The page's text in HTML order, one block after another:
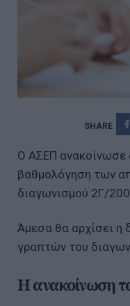
Ο ΑΣΕΠ ανακοίνωσε
βαθμολόγηση των
διαγωνισμού 2Γ/
Άμεσα θα αρχίσει η
γραπτών του
Η ανακοίνωση